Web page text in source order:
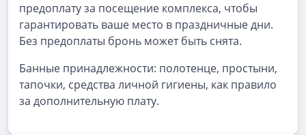
предоплату за посещение комплекса, чтобы
гарантировать ваше место в праздничные дни.
Без предоплаты бронь может быть снята.
Банные принадлежности: полотенце, простыни,
тапочки, средства личной гигиены, как правило
за дополнительную плату.